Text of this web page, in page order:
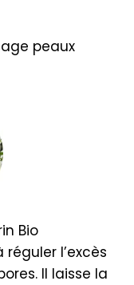
peaux
Bio
l’excès
Il laisse la